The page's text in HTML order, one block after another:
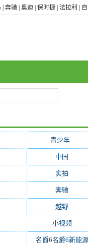
奔驰 奥迪 保时捷 法拉利
青少年
中国
实拍
奔驰
越野
小视频(171)
名爵6名爵6新能源